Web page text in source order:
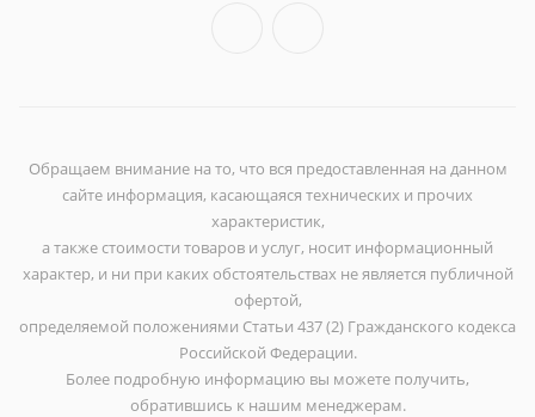
Обращаем внимание на то, что вся предоставленная на данном
сайте информация, касающаяся технических и прочих
характеристик,
а также стоимости товаров и услуг, носит информационный
характер, и ни при каких обстоятельствах не является публичной
офертой,
определяемой положениями Статьи 437 (2) Гражданского кодекса
Российской Федерации.
Более подробную информацию вы можете получить,
обратившись к нашим менеджерам.